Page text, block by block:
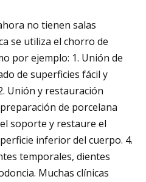
no tienen salas
se utiliza el chorro de
por ejemplo: 1. Unión de
de superficies fácil y
Unión y restauración
de porcelana
soporte y restaure el
inferior del cuerpo. 4.
temporales, dientes
Muchas clínicas